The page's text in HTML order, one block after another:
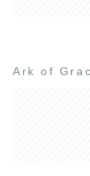
Ark of